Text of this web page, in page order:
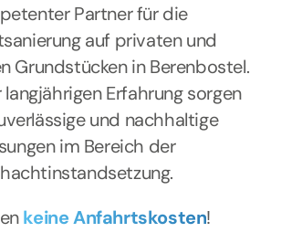
Partner für die
auf privaten und
Grundstücken in Berenbostel.
Erfahrung sorgen
und nachhaltige
im Bereich der
keine Anfahrtskosten!